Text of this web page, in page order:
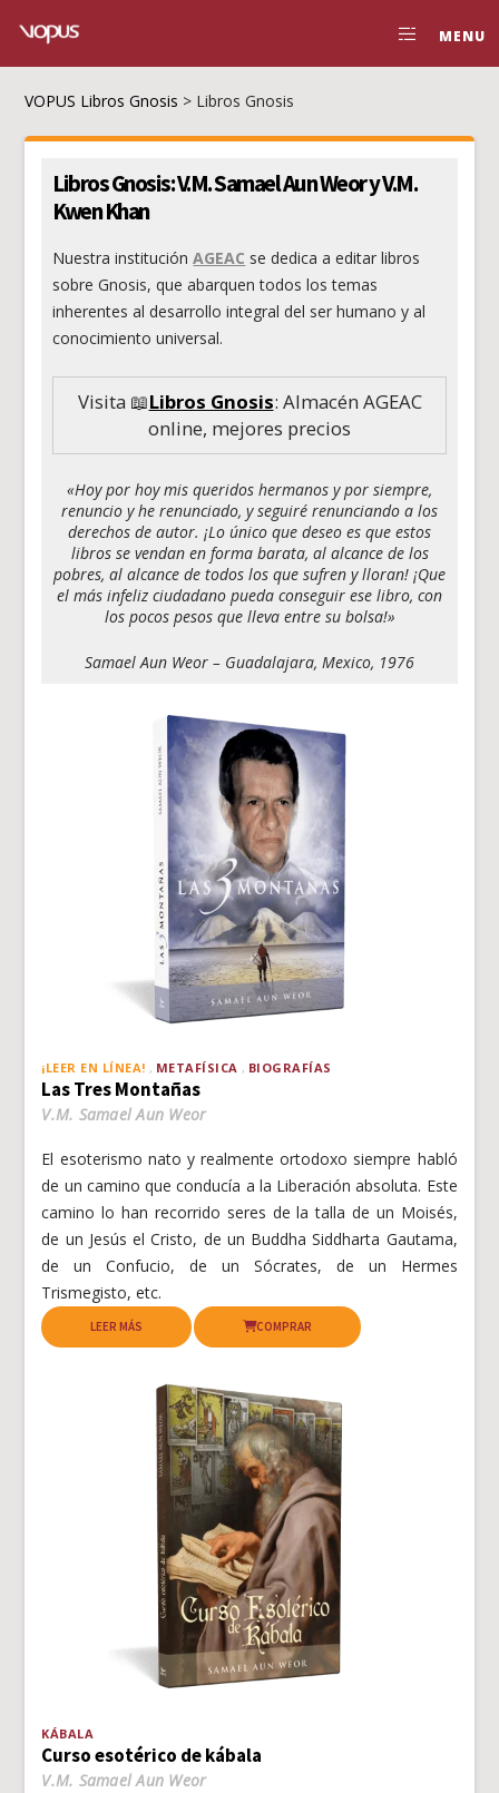
MENU
VOPUS Libros Gnosis > Libros Gnosis
Libros Gnosis: V.M. Samael Aun Weor y V.M.
Kwen Khan
Nuestra instituciónAGEAC se dedica a editarlibros
sobre Gnosis, que abarquen todos los temas
inherentes al desarrollo integral del ser humano y al
conocimiento universal.
Visita 📖Libros Gnosis: Almacén AGEAC
online, mejores precios
«Hoy por hoy mis queridos hermanos y por siempre,
renuncio y he renunciado, y seguiré renunciando a los
derechos de autor. ¡Lo único que deseo es que estos
libros se vendan en forma barata, al alcance de los
pobres, al alcance de todos los que sufren y lloran! ¡Que
el más infeliz ciudadano pueda conseguir ese libro, con
los pocos pesos que lleva entre su bolsa!»
Samael Aun Weor – Guadalajara, Mexico, 1976
¡LEER EN LÍNEA! METAFÍSICA BIOGRAFÍAS
Las Tres Montañas
V.M. Samael Aun Weor
El esoterismo nato y realmente ortodoxo siempre habló
de un camino que conducía a la Liberación absoluta. Este
camino lo han recorrido seres de la talla de un Moisés,
de un Jesús el Cristo, de un Buddha Siddharta Gautama,
de un Confucio, de un Sócrates, de un Hermes
Trismegisto, etc.
LEER MÁS COMPRAR
KÁBALA
Curso esotérico de kábala
V.M. Samael Aun Weor